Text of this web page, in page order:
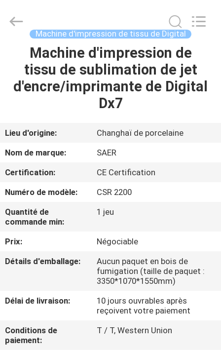
APERÇU
PRODUITS
A
DE
NOUS
VISITE
D'USINE
DE
QUALITÉ
Digital
Machine d'impression de tissu de Digital
Machine d'impression de
tissu de sublimation de jet
d'encre/imprimante de Digital
Dx7
Lieu d'origine:
Changhaï de porcelaine
Nom de marque:
SAER
Certification:
CE Certification
Numéro de modèle:
CSR 2200
Quantité de
commande min:
1 jeu
Prix:
Négociable
Détails d'emballage:
Aucun paquet en bois de
fumigation (taille de paquet :
3350*1070*1550mm)
Délai de livraison:
10 jours ouvrables après
reçoivent votre paiement
Conditions de
paiement:
T / T, Western Union